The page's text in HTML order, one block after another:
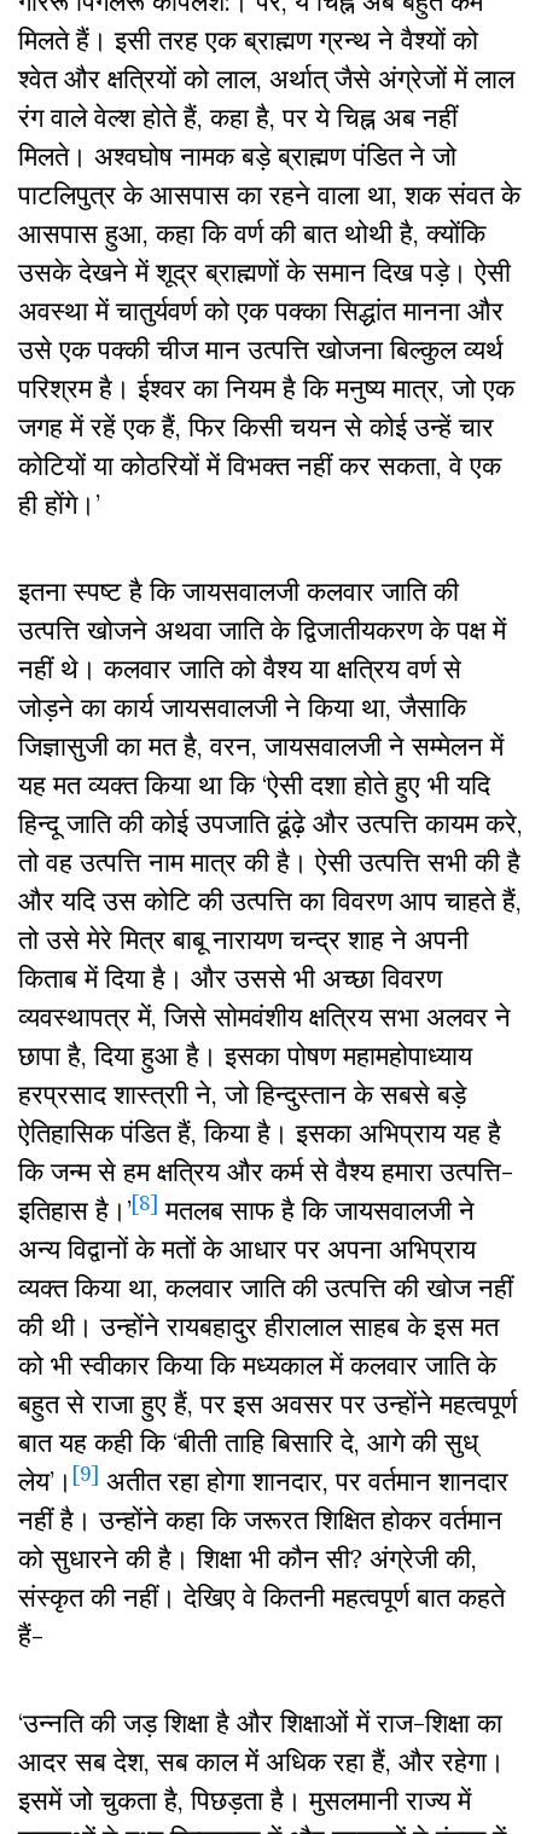
मिलते हैं। इसी तरह एक ब्राह्मण ग्रन्थ ने वैश्यों को
श्वेत और क्षत्रियों को लाल, अर्थात् जैसे अंग्रेजों में लाल
रंग वाले वेल्श होते हैं, कहा है, पर ये चिह्न अब नहीं
मिलते। अश्वघोष नामक बड़े ब्राह्मण पंडित ने जो
पाटलिपुत्र के आसपास का रहने वाला था, शक संवत के
आसपास हुआ, कहा कि वर्ण की बात थोथी है, क्योंकि
उसके देखने में शूद्र ब्राह्मणों के समान दिख पड़े। ऐसी
अवस्था में चातुर्यवर्ण को एक पक्का सिद्धांत मानना और
उसे एक पक्की चीज मान उत्पत्ति खोजना बिल्कुल व्यर्थ
परिश्रम है। ईश्वर का नियम है कि मनुष्य मात्र, जो एक
जगह में रहें एक हैं, फिर किसी चयन से कोई उन्हें चार
कोटियों या कोठरियों में विभक्त नहीं कर सकता, वे एक
ही होंगे।’
इतना स्पष्ट है कि जायसवालजी कलवार जाति की
उत्पत्ति खोजने अथवा जाति के द्विजातीयकरण के पक्ष में
नहीं थे। कलवार जाति को वैश्य या क्षत्रिय वर्ण से
जोड़ने का कार्य जायसवालजी ने किया था, जैसाकि
जिज्ञासुजी का मत है, वरन, जायसवालजी ने सम्मेलन में
यह मत व्यक्त किया था कि ‘ऐसी दशा होते हुए भी यदि
हिन्दू जाति की कोई उपजाति ढूंढ़े और उत्पत्ति कायम करे,
तो वह उत्पत्ति नाम मात्र की है। ऐसी उत्पत्ति सभी की है
और यदि उस कोटि की उत्पत्ति का विवरण आप चाहते हैं,
तो उसे मेरे मित्र बाबू नारायण चन्द्र शाह ने अपनी
किताब में दिया है। और उससे भी अच्छा विवरण
व्यवस्थापत्र में, जिसे सोमवंशीय क्षत्रिय सभा अलवर ने
छापा है, दिया हुआ है। इसका पोषण महामहोपाध्याय
हरप्रसाद शास्त्राी ने, जो हिन्दुस्तान के सबसे बड़े
ऐतिहासिक पंडित हैं, किया है। इसका अभिप्राय यह है
कि जन्म से हम क्षत्रिय और कर्म से वैश्य हमारा उत्पत्ति-
इतिहास है।’[8] मतलब साफ है कि जायसवालजी ने
अन्य विद्वानों के मतों के आधार पर अपना अभिप्राय
व्यक्त किया था, कलवार जाति की उत्पत्ति की खोज नहीं
की थी। उन्होंने रायबहादुर हीरालाल साहब के इस मत
को भी स्वीकार किया कि मध्यकाल में कलवार जाति के
बहुत से राजा हुए हैं, पर इस अवसर पर उन्होंने महत्वपूर्ण
बात यह कही कि ‘बीती ताहि बिसारि दे, आगे की सुध्
लेय’। [9] अतीत रहा होगा शानदार, पर वर्तमान शानदार
नहीं है। उन्होंने कहा कि जरूरत शिक्षित होकर वर्तमान
को सुधारने की है। शिक्षा भी कौन सी? अंग्रेजी की,
संस्कृत की नहीं। देखिए वे कितनी महत्वपूर्ण बात कहते
हैं-
‘उन्नति की जड़ शिक्षा है और शिक्षाओं में राज-शिक्षा का
आदर सब देश, सब काल में अधिक रहा हैं, और रहेगा।
इसमें जो चुकता है, पिछड़ता है। मुसलमानी राज्य में